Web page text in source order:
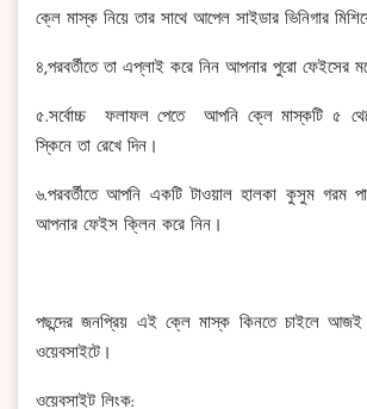
ক্লে মাস্ক নিয়ে তার সাথে আপেল সাইডার ভিনিগার
৪,পরবর্তীতে তা এপ্লাই করে নিন আপনার পুরো ফেইসের
৫.সর্বোচ্চ ফলাফল পেতে আপনি ক্লে মাস্কটি ৫
স্কিনে তা রেখে দিন।
৬.পরবর্তীতে আপনি একটি টাওয়াল হালকা কুসুম গরম
আপনার ফেইস ক্লিন করে নিন।
পছন্দের জনপ্রিয় এই ক্লে মাস্ক কিনতে চাইলে
ওয়েবসাইটে।
ওয়েবসাইট লিংক: